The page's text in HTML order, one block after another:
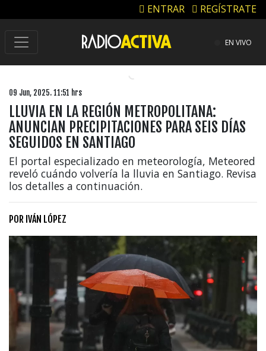
ENTRAR REGÍSTRATE
EN VIVO
09 Jun, 2025. 11:51 hrs
LLUVIA EN LA REGIÓN METROPOLITANA:
ANUNCIAN PRECIPITACIONES PARA SEIS DÍAS
SEGUIDOS EN SANTIAGO
El portal especializado en meteorología, Meteored
reveló cuándo volvería la lluvia en Santiago. Revisa
los detalles a continuación.
POR IVÁN LÓPEZ